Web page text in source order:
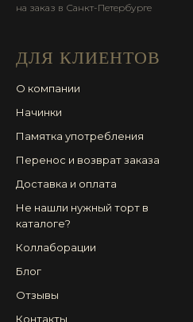
на заказ в Санкт-Петербурге
ДЛЯ КЛИЕНТОВ
О компании
Начинки
Памятка употребления
Перенос и возврат заказа
Доставка и оплата
Не нашли нужный торт в
каталоге?
Коллаборации
Блог
Отзывы
Контакты